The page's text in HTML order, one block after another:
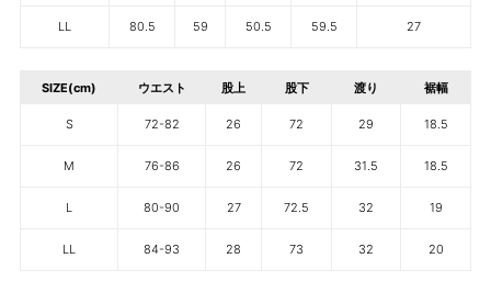
LL 80.5 59 50.5 59.5 27
SIZE(cm) ウエスト 股上 股下 渡り 裾幅
S 72-82 26 72 29 18.5
M 76-86 26 72 31.5 18.5
L 80-90 27 72.5 32 19
LL 84-93 28 73 32 20